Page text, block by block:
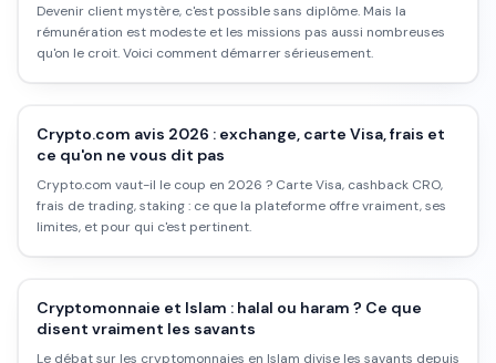
Devenir client mystère, c'est possible sans diplôme. Mais la
rémunération est modeste et les missions pas aussi nombreuses
qu'on le croit. Voici comment démarrer sérieusement.
Crypto.com avis 2026 : exchange, carte Visa, frais et
ce qu'on ne vous dit pas
Crypto.com vaut-il le coup en 2026 ? Carte Visa, cashback CRO,
frais de trading, staking : ce que la plateforme offre vraiment, ses
limites, et pour qui c'est pertinent.
Cryptomonnaie et Islam : halal ou haram ? Ce que
disent vraiment les savants
Le débat sur les cryptomonnaies en Islam divise les savants depuis